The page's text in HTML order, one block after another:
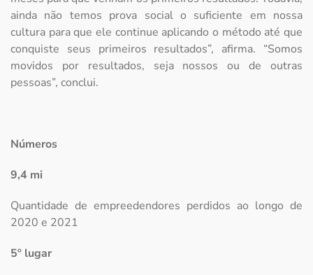
ainda não temos prova social o suficiente em nossa
cultura para que ele continue aplicando o método até que
conquiste seus primeiros resultados”, afirma. “Somos
movidos por resultados, seja nossos ou de outras
pessoas”, conclui.
Números
9,4 mi
Quantidade de empreedendores perdidos ao longo de
2020 e 2021
5º lugar